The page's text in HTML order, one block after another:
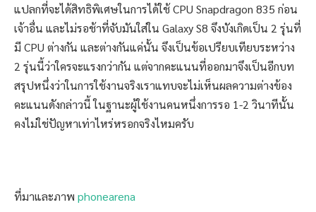
แปลกที่จะได้สิทธิพิเศษในการได้ใช้ CPU Snapdragon 835 ก่อน
เจ้าอื่น และไม่รอช้าที่จับมันใส่ใน Galaxy S8 จึงบังเกิดเป็น 2 รุ่นที่
มี CPU ต่างกัน และต่างกันแค่นั้น จึงเป็นข้อเปรียบเทียบระหว่าง
2 รุ่นนี้ว่าใครจะแรงกว่ากัน แต่จากคะแนนที่ออกมาจึงเป็นอีกบท
สรุปหนึ่งว่าในการใช้งานจริงเราแทบจะไม่เห็นผลความต่างข้อง
คะแนนดังกล่าวนี้ ในฐานะผู้ใช้งานคนหนึ่งการรอ 1-2 วินาทีนั้น
คงไม่ใช่ปัญหาเท่าไหร่หรอกจริงไหมครับ
ที่มาและภาพ phonearena